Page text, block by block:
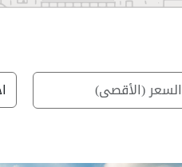
تركيا
سنغافورة